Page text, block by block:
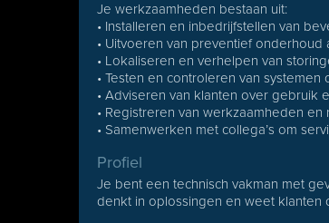
Je werkzaamheden bestaan uit:
• Installeren en inbedrijfstellen van
• Uitvoeren van preventief onderhoud
• Lokaliseren en verhelpen van
• Testen en controleren van systemen
• Adviseren van klanten over gebruik
• Registreren van werkzaamheden
• Samenwerken met collega’s om
Profiel
Je bent een technisch vakman met
denkt in oplossingen en weet